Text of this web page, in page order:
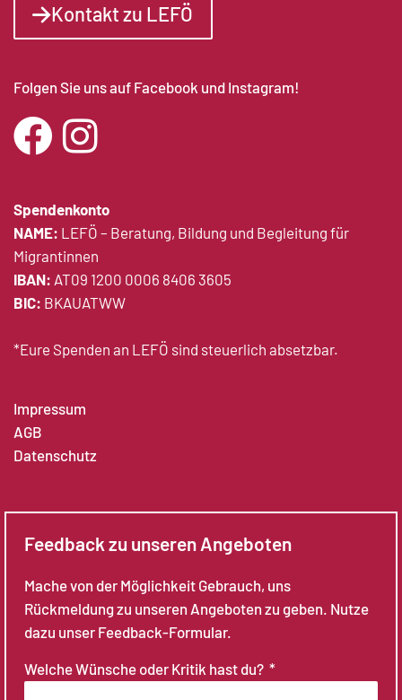
Kontakt zu LEFÖ
Folgen Sie uns auf Facebook und Instagram!
Spendenkonto
NAME: LEFÖ – Beratung, Bildung und Begleitung für
Migrantinnen
IBAN: AT09 1200 0006 8406 3605
BIC: BKAUATWW
*Eure Spenden an LEFÖ sind steuerlich absetzbar.
Impressum
AGB
Datenschutz
Feedback zu unseren Angeboten
Mache von der Möglichkeit Gebrauch, uns
Rückmeldung zu unseren Angeboten zu geben. Nutze
dazu unser Feedback-Formular.
Welche Wünsche oder Kritik hast du?